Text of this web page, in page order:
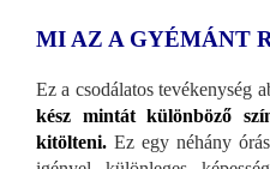
MI AZ A GYÉMÁNT
Ez a csodálatos tevékenység
kész mintát különböző
kitölteni. Ez egy néhány